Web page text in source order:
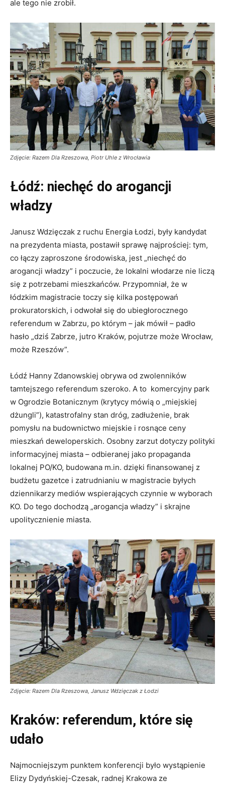
ale tego nie zrobił.
Zdjęcie: Razem Dla Rzeszowa, Piotr Uhle z Wrocławia
Łódź: niechęć do arogancji
władzy
Janusz Wdzięczak z ruchu Energia Łodzi, były kandydat
na prezydenta miasta, postawił sprawę najprościej: tym,
co łączy zaproszone środowiska, jest „niechęć do
arogancji władzy” i poczucie, że lokalni włodarze nie liczą
się z potrzebami mieszkańców. Przypomniał, że w
łódzkim magistracie toczy się kilka postępowań
prokuratorskich, i odwołał się do ubiegłorocznego
referendum w Zabrzu, po którym – jak mówił – padło
hasło „dziś Zabrze, jutro Kraków, pojutrze może Wrocław,
może Rzeszów”.
Łódź Hanny Zdanowskiej obrywa od zwolenników
tamtejszego referendum szeroko. A to komercyjny park
w Ogrodzie Botanicznym (krytycy mówią o „miejskiej
dżungli”), katastrofalny stan dróg, zadłużenie, brak
pomysłu na budownictwo miejskie i rosnące ceny
mieszkań deweloperskich. Osobny zarzut dotyczy polityki
informacyjnej miasta – odbieranej jako propaganda
lokalnej PO/KO, budowana m.in. dzięki finansowanej z
budżetu gazetce i zatrudnianiu w magistracie byłych
dziennikarzy mediów wspierających czynnie w wyborach
KO. Do tego dochodzą „arogancja władzy” i skrajne
upolitycznienie miasta.
Zdjęcie: Razem Dla Rzeszowa, Janusz Wdzięczak z Łodzi
Kraków: referendum, które się
udało
Najmocniejszym punktem konferencji było wystąpienie
Elizy Dydyńskiej-Czesak, radnej Krakowa ze